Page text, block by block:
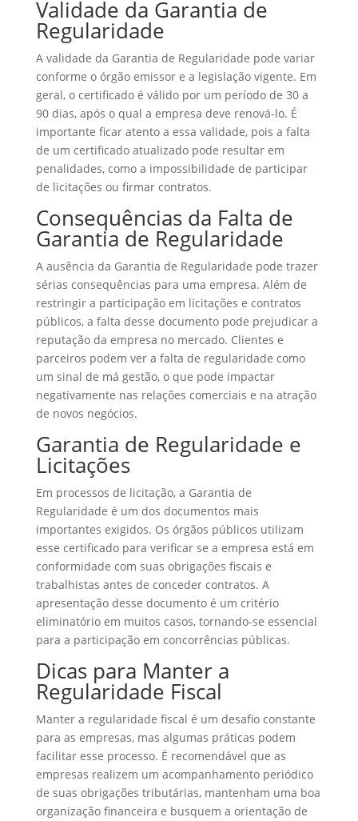
Validade da Garantia de
Regularidade
A validade da Garantia de Regularidade pode variar
conforme o órgão emissor e a legislação vigente. Em
geral, o certificado é válido por um período de 30 a
90 dias, após o qual a empresa deve renová-lo. É
importante ficar atento a essa validade, pois a falta
de um certificado atualizado pode resultar em
penalidades, como a impossibilidade de participar
de licitações ou firmar contratos.
Consequências da Falta de
Garantia de Regularidade
A ausência da Garantia de Regularidade pode trazer
sérias consequências para uma empresa. Além de
restringir a participação em licitações e contratos
públicos, a falta desse documento pode prejudicar a
reputação da empresa no mercado. Clientes e
parceiros podem ver a falta de regularidade como
um sinal de má gestão, o que pode impactar
negativamente nas relações comerciais e na atração
de novos negócios.
Garantia de Regularidade e
Licitações
Em processos de licitação, a Garantia de
Regularidade é um dos documentos mais
importantes exigidos. Os órgãos públicos utilizam
esse certificado para verificar se a empresa está em
conformidade com suas obrigações fiscais e
trabalhistas antes de conceder contratos. A
apresentação desse documento é um critério
eliminatório em muitos casos, tornando-se essencial
para a participação em concorrências públicas.
Dicas para Manter a
Regularidade Fiscal
Manter a regularidade fiscal é um desafio constante
para as empresas, mas algumas práticas podem
facilitar esse processo. É recomendável que as
empresas realizem um acompanhamento periódico
de suas obrigações tributárias, mantenham uma boa
organização financeira e busquem a orientação de